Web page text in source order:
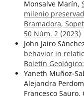
Monsalve Marín,
milenio
Bramadora,
50 Núm. 2 (2023)
John Jairo
behavior in
Boletín
Yaneth Muñoz-
Alejandra
Francesco Sauro,